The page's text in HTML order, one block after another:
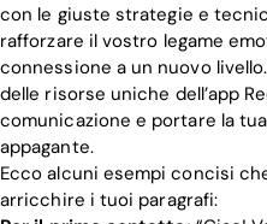
con le giuste strategie e
rafforzare il vostro legame
connessione a un nuovo
delle risorse uniche dell’app
comunicazione e portare la
appagante.
Ecco alcuni esempi concisi
arricchire i tuoi paragrafi: